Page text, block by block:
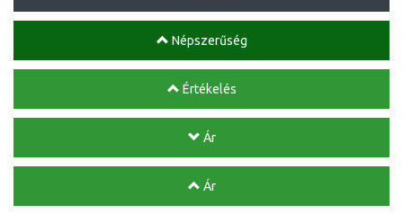
Népszerűség
Értékelés
Ár
Ár